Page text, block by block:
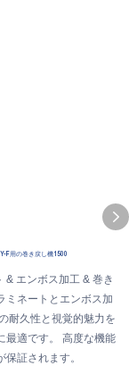
F用の巻き戻し機1500
& エンボス加工 & 巻き
ミネートとエンボス加
耐久性と視覚的魅力を
最適です。 高度な機能
証されます。